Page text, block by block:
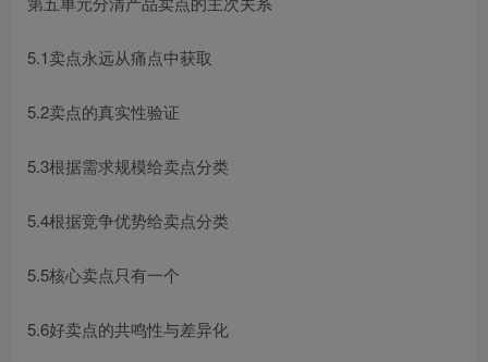
5.1卖点永远从痛点中获取
5.2卖点的真实性验证
5.3根据需求规模给卖点分类
5.4根据竞争优势给卖点分类
5.5核心卖点只有一个
5.6好卖点的共鸣性与差异化